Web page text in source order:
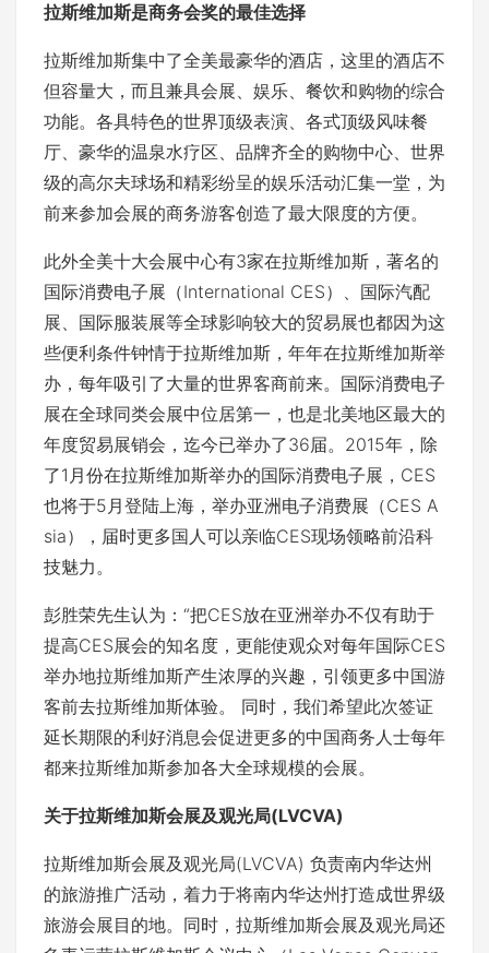
拉斯维加斯是商务会奖的最佳选择
拉斯维加斯集中了全美最豪华的酒店，这里的酒店不
但容量大，而且兼具会展、娱乐、餐饮和购物的综合
功能。各具特色的世界顶级表演、各式顶级风味餐
厅、豪华的温泉水疗区、品牌齐全的购物中心、世界
级的高尔夫球场和精彩纷呈的娱乐活动汇集一堂，为
前来参加会展的商务游客创造了最大限度的方便。
此外全美十大会展中心有3家在拉斯维加斯，著名的
国际消费电子展（International CES）、国际汽配
展、国际服装展等全球影响较大的贸易展也都因为这
些便利条件钟情于拉斯维加斯，年年在拉斯维加斯举
办，每年吸引了大量的世界客商前来。国际消费电子
展在全球同类会展中位居第一，也是北美地区最大的
年度贸易展销会，迄今已举办了36届。2015年，除
了1月份在拉斯维加斯举办的国际消费电子展，CES
也将于5月登陆上海，举办亚洲电子消费展（CES A
sia），届时更多国人可以亲临CES现场领略前沿科
技魅力。
彭胜荣先生认为：“把CES放在亚洲举办不仅有助于
提高CES展会的知名度，更能使观众对每年国际CES
举办地拉斯维加斯产生浓厚的兴趣，引领更多中国游
客前去拉斯维加斯体验。 同时，我们希望此次签证
延长期限的利好消息会促进更多的中国商务人士每年
都来拉斯维加斯参加各大全球规模的会展。
关于拉斯维加斯会展及观光局(LVCVA)
拉斯维加斯会展及观光局(LVCVA) 负责南内华达州
的旅游推广活动，着力于将南内华达州打造成世界级
旅游会展目的地。同时，拉斯维加斯会展及观光局还